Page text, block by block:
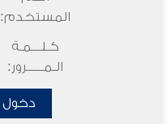
المستخدم:
كـلـــمـة
الـمـــــرور:
دخول